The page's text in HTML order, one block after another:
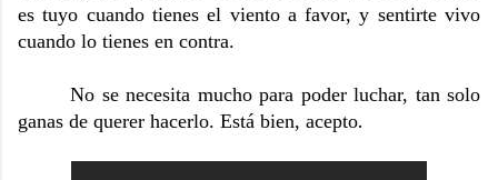
es tuyo cuando tienes el viento a favor, y sentirte vivo
cuando lo tienes en contra.
No se necesita mucho para poder luchar, tan solo
ganas de querer hacerlo. Está bien, acepto.